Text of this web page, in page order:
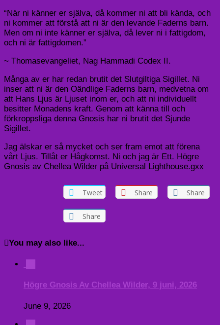
“När ni känner er själva, då kommer ni att bli kända, och
ni kommer att förstå att ni är den levande Faderns barn.
Men om ni inte känner er själva, då lever ni i fattigdom,
och ni är fattigdomen.”
~ Thomasevangeliet, Nag Hammadi Codex II.
Många av er har redan brutit det Slutgiltiga Sigillet. Ni
inser att ni är den Oändlige Faderns barn, medvetna om
att Hans Ljus är Ljuset inom er, och att ni individuellt
besitter Monadens kraft. Genom att känna till och
förkroppsliga denna Gnosis har ni brutit det Sjunde
Sigillet.
Jag älskar er så mycket och ser fram emot att förena
vårt Ljus. Tillåt er Hågkomst. Ni och jag är Ett. Högre
Gnosis av Chellea Wilder på Universal Lighthouse.gxx
Tweet Share Share
Share
You may also like...
Högre Gnosis Av Chellea Wilder, 9 juni, 2026
June 9, 2026